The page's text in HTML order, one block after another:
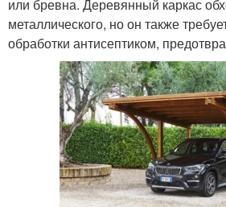
или бревна. Деревянный каркас
металлического, но он также
обработки антисептиком,